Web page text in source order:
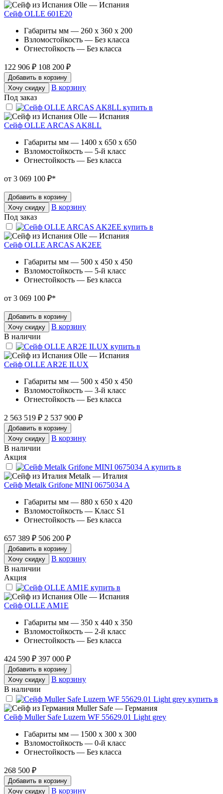
Olle — Испания
Сейф OLLE 601E20
Габариты мм — 260 x 360 x 200
Взломостойкость — Без класса
Огнестойкость — Без класса
122 906 ₽ 108 200 ₽
Добавить в корзину
Хочу скидку
В корзину
Под заказ
Olle — Испания
Сейф OLLE ARCAS AK8LL
Габариты мм — 1400 x 650 x 650
Взломостойкость — 5-й класс
Огнестойкость — Без класса
от 3 069 100 ₽*
Добавить в корзину
Хочу скидку
В корзину
Под заказ
Olle — Испания
Сейф OLLE ARCAS AK2EE
Габариты мм — 500 x 450 x 450
Взломостойкость — 5-й класс
Огнестойкость — Без класса
от 3 069 100 ₽*
Добавить в корзину
Хочу скидку
В корзину
В наличии
Olle — Испания
Сейф OLLE AR2E ILUX
Габариты мм — 500 x 450 x 450
Взломостойкость — 3-й класс
Огнестойкость — Без класса
2 563 519 ₽ 2 537 900 ₽
Добавить в корзину
Хочу скидку
В корзину
В наличии
Акция
Metalk — Италия
Сейф Metalk Grifone MINI 0675034 A
Габариты мм — 880 x 650 x 420
Взломостойкость — Класс S1
Огнестойкость — Без класса
657 389 ₽ 506 200 ₽
Добавить в корзину
Хочу скидку
В корзину
В наличии
Акция
Olle — Испания
Сейф OLLE AM1E
Габариты мм — 350 x 440 x 350
Взломостойкость — 2-й класс
Огнестойкость — Без класса
424 590 ₽ 397 000 ₽
Добавить в корзину
Хочу скидку
В корзину
В наличии
Muller Safe — Германия
Сейф Muller Safe Luzern WF 55629.01 Light grey
Габариты мм — 1500 x 300 x 300
Взломостойкость — 0-й класс
Огнестойкость — Без класса
268 500 ₽
Добавить в корзину
Хочу скидку
В корзину